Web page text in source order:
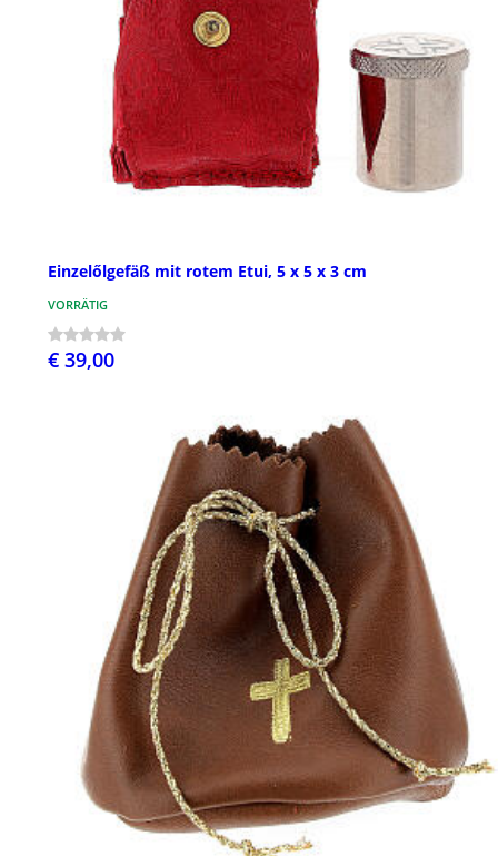
Einzelőlgefäß mit rotem Etui, 5 x 5 x 3 cm
VORRÄTIG
€ 39,00